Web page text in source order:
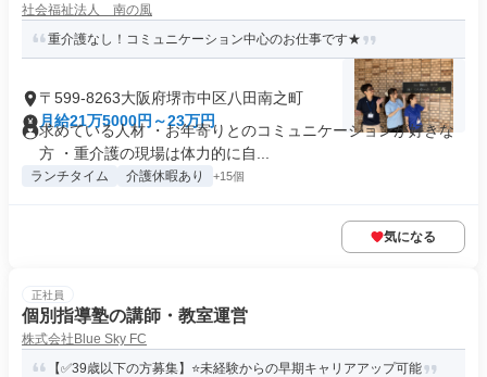
社会福祉法人 南の風
重介護なし！コミュニケーション中心のお仕事です★
〒599-8263大阪府堺市中区八田南之町
月給21万5000円～23万円
求めている人材 ・お年寄りとのコミュニケーションが好きな
方 ・重介護の現場は体力的に自...
ランチタイム 介護休暇あり +15個
気になる
正社員
個別指導塾の講師・教室運営
株式会社Blue Sky FC
【✅39歳以下の方募集】⭐未経験からの早期キャリアアップ可能